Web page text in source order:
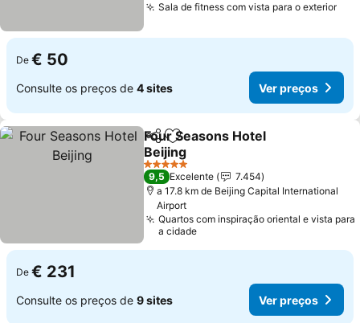
Sala de fitness com vista para o exterior
De € 50
Consulte os preços de 4 sites Ver preços
PartilharAdicionar aos favoritos
Four Seasons Hotel
Beijing
5 Estrelas
9,5 Excelente
7.454
a 17.8 km de Beijing Capital International
Airport
Quartos com inspiração oriental e vista para
a cidade
De € 231
Consulte os preços de 9 sites Ver preços